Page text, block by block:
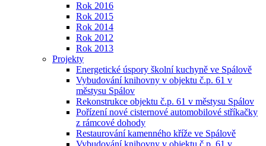
Rok 2016
Rok 2015
Rok 2014
Rok 2012
Rok 2013
Projekty
Energetické úspory školní kuchyně ve Spálově
Vybudování knihovny v objektu č.p. 61 v
městysu Spálov
Rekonstrukce objektu č.p. 61 v městysu Spálov
Pořízení nové cisternové automobilové stříkačky
z rámcové dohody
Restaurování kamenného kříže ve Spálově
Vybudování knihovny v objektu č.p. 61 v